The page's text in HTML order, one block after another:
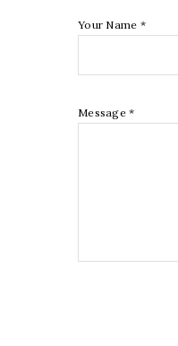
Your Name *
Message *